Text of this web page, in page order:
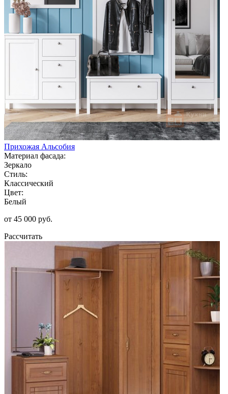
Прихожая Альсобия
Материал фасада:
Зеркало
Стиль:
Классический
Цвет:
Белый
от 45 000 руб.
Рассчитать